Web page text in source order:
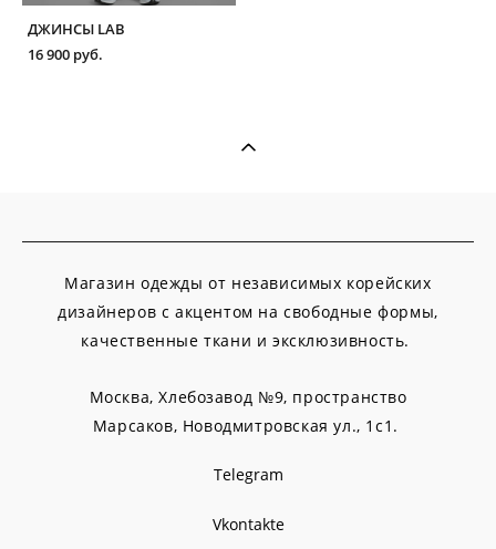
ДЖИНСЫ LAB
16 900 pуб.
Магазин одежды от независимых корейских
дизайнеров с акцентом на свободные формы,
качественные ткани и эксклюзивность.
Москва, Хлебозавод №9, пространство
Марсаков, Новодмитровская ул., 1с1.
Telegram
Vkontakte